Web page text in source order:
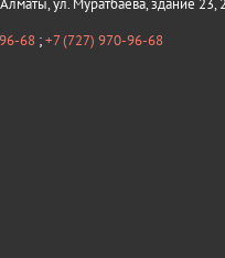
ул. Муратбаева, здание
68 ;+7 (727) 970-96-68